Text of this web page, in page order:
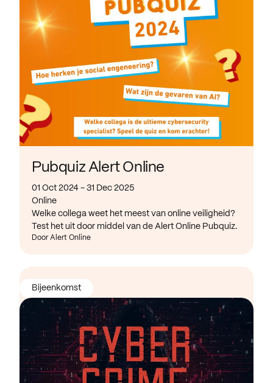
Pubquiz Alert Online
01 Oct 2024 - 31 Dec 2025
Online
Welke collega weet het meest van online veiligheid?
Test het uit door middel van de Alert Online Pubquiz.
Door Alert Online
Bijeenkomst